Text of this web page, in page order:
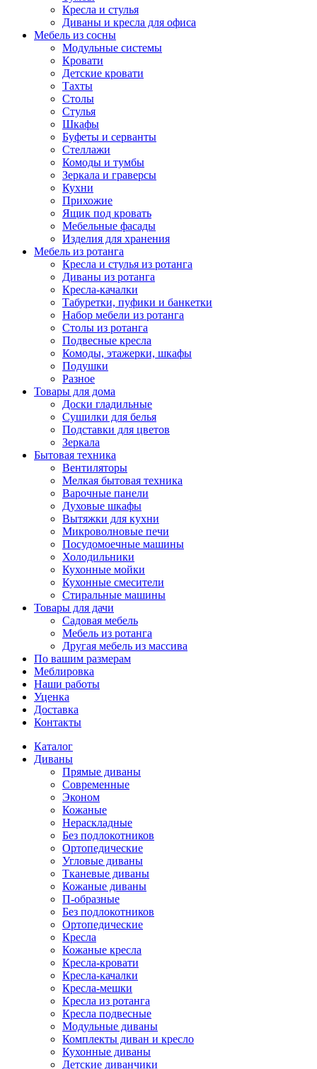
Кресла и стулья
Диваны и кресла для офиса
Мебель из сосны
Модульные системы
Кровати
Детские кровати
Тахты
Столы
Стулья
Шкафы
Буфеты и серванты
Стеллажи
Комоды и тумбы
Зеркала и граверсы
Кухни
Прихожие
Ящик под кровать
Мебельные фасады
Изделия для хранения
Мебель из ротанга
Кресла и стулья из ротанга
Диваны из ротанга
Кресла-качалки
Табуретки, пуфики и банкетки
Набор мебели из ротанга
Столы из ротанга
Подвесные кресла
Комоды, этажерки, шкафы
Подушки
Разное
Товары для дома
Доски гладильные
Сушилки для белья
Подставки для цветов
Зеркала
Бытовая техника
Вентиляторы
Мелкая бытовая техника
Варочные панели
Духовые шкафы
Вытяжки для кухни
Микроволновые печи
Посудомоечные машины
Холодильники
Кухонные мойки
Кухонные смесители
Стиральные машины
Товары для дачи
Садовая мебель
Мебель из ротанга
Другая мебель из массива
По вашим размерам
Меблировка
Наши работы
Уценка
Доставка
Контакты
Каталог
Диваны
Прямые диваны
Современные
Эконом
Кожаные
Нераскладные
Без подлокотников
Ортопедические
Угловые диваны
Тканевые диваны
Кожаные диваны
П-образные
Без подлокотников
Ортопедические
Кресла
Кожаные кресла
Кресла-кровати
Кресла-качалки
Кресла-мешки
Кресла из ротанга
Кресла подвесные
Модульные диваны
Комплекты диван и кресло
Кухонные диваны
Детские диванчики